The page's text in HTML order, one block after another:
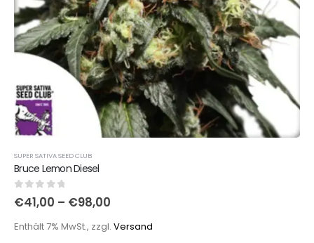
SUPER SATIVA SEED CLUB
Bruce Lemon Diesel
0out of 5
€41,00 – €98,00
Enthält 7% MwSt., zzgl. Versand